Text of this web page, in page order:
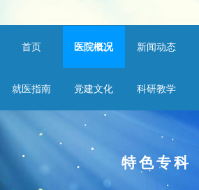
首页 医院概况 新闻动态
就医指南 党建文化 科研教学
特色专科